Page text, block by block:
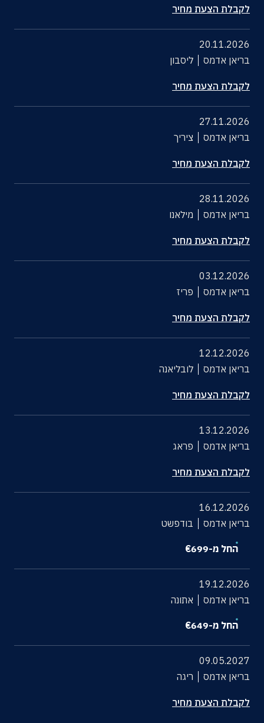
לקבלת הצעת מחיר
20.11.2026
בריאן אדמס
ליסבון
לקבלת הצעת מחיר
27.11.2026
בריאן אדמס
ציריך
לקבלת הצעת מחיר
28.11.2026
בריאן אדמס
מילאנו
לקבלת הצעת מחיר
03.12.2026
בריאן אדמס
פריז
לקבלת הצעת מחיר
12.12.2026
בריאן אדמס
לובליאנה
לקבלת הצעת מחיר
13.12.2026
בריאן אדמס
פראג
לקבלת הצעת מחיר
16.12.2026
בריאן אדמס
בודפשט
החל מ-699
€
19.12.2026
בריאן אדמס
אתונה
החל מ-649
€
09.05.2027
בריאן אדמס
ריגה
לקבלת הצעת מחיר